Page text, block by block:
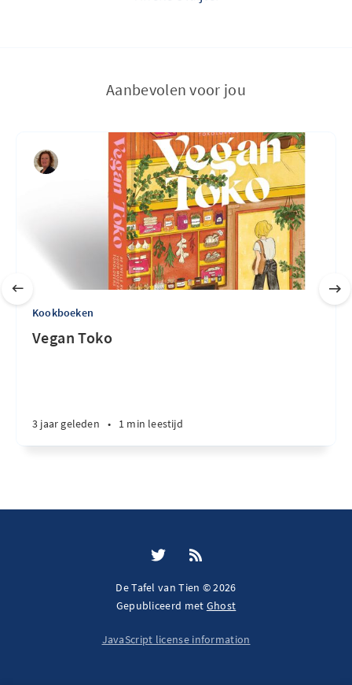
Aanbevolen voor jou
Kookboeken
Vegan Toko
3 jaar geleden • 1 min leestijd
De Tafel van Tien © 2026
Gepubliceerd met Ghost
JavaScript license information